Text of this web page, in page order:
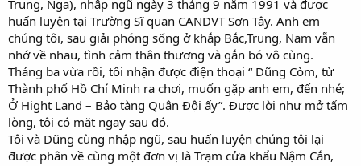
Trung, Nga), nhập ngũ ngày 3 tháng 9 năm 1991 và được
huấn luyện tại Trường Sĩ quan CANDVT Sơn Tây. Anh em
chúng tôi, sau giải phóng sống ở khắp Bắc,Trung, Nam vẫn
nhớ về nhau, tình cảm thân thương và gắn bó vô cùng.
Tháng ba vừa rồi, tôi nhận được điện thoại “ Dũng Còm, từ
Thành phố Hồ Chí Minh ra chơi, muốn gặp anh em, đến nhé;
Ở Hight Land – Bảo tàng Quân Đội ấy”. Được lời như mở tấm
lòng, tôi có mặt ngay sau đó.
Tôi và Dũng cùng nhập ngũ, sau huấn luyện chúng tôi lại
được phân về cùng một đơn vị là Trạm cửa khẩu Nậm Cắn,